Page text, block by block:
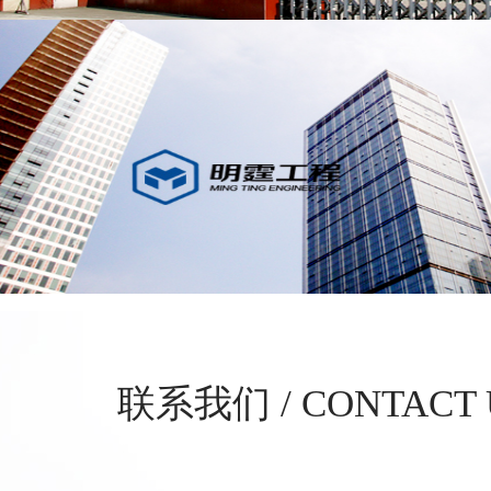
联系我们 / CONTACT